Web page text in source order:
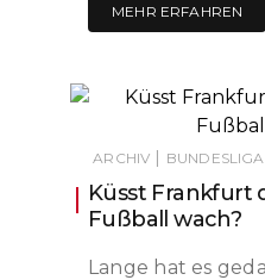
MEHR ERFAHREN
ARCHIV | BUNDESLIGA
Küsst Frankfurt
Fußball wach?
Lange hat es